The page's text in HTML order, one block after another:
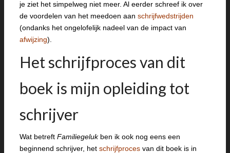
je ziet het simpelweg niet meer. Al eerder schreef ik over
de voordelen van het meedoen aan schrijfwedstrijden
(ondanks het ongelofelijk nadeel van de impact van
afwijzing).
Het schrijfproces van dit
boek is mijn opleiding tot
schrijver
Wat betreft Familiegelukben ik ook nog eens een
beginnend schrijver, het schrijfproces van dit boek is in